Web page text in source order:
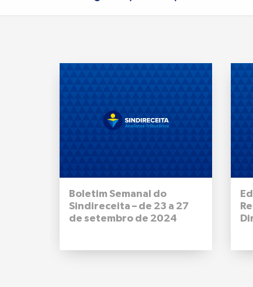
Boletim Semanal do
Sindireceita – de 23 a 27
de setembro de 2024